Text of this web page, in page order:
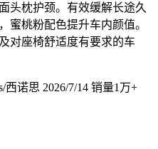
头枕护颈。有效缓解长途久
蜜桃粉配色提升车内颜值。
对座椅舒适度有要求的车
西诺思 2026/7/14 销量1万+